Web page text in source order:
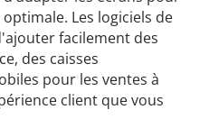
Les logiciels de
facilement des
des caisses
pour les ventes à
client que vous